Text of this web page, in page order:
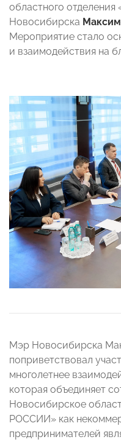
областного
Новосибирска
Мероприятие стало
и взаимодействия на
Мэр Новосибирска
поприветствовал
многолетнее
которая объединяет
Новосибирское
РОССИИ» как
предпринимателей